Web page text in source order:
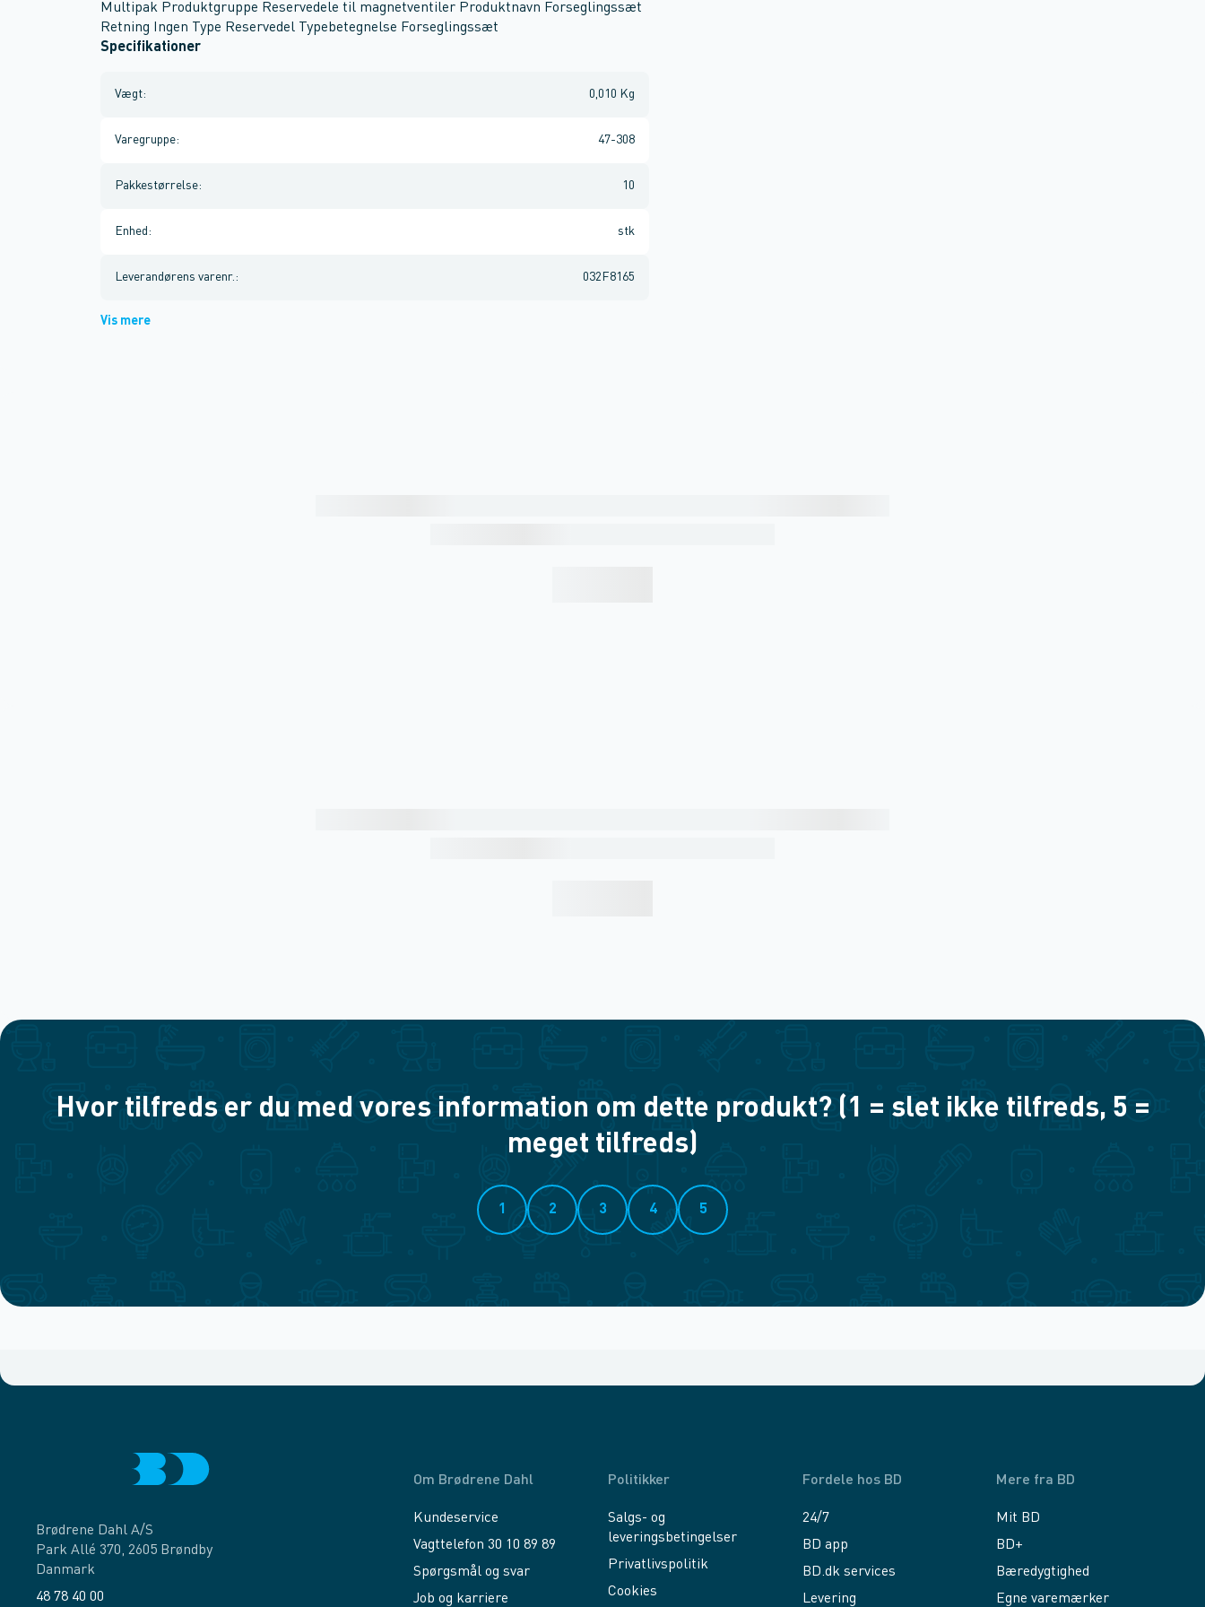
Multipak Produktgruppe Reservedele til magnetventiler Produktnavn Forseglingssæt
Retning Ingen Type Reservedel Typebetegnelse Forseglingssæt
Specifikationer
Vægt: 0,010 Kg
Varegruppe: 47-308
Pakkestørrelse: 10
Enhed : stk
Leverandørens varenr. : 032F8165
Vis mere
Hvor tilfreds er du med vores information om dette produkt? (1 = slet ikke tilfreds, 5 =
meget tilfreds)
1 2 3 4 5
Brødrene Dahl A/S
Park Allé 370, 2605 Brøndby
Danmark
48 78 40 00
Om Brødrene Dahl
Kundeservice
Vagttelefon 30 10 89 89
Spørgsmål og svar
Job og karriere
Politikker
Salgs- og
leveringsbetingelser
Privatlivspolitik
Cookies
Fordele hos BD
24/7
BD app
BD.dk services
Levering
Mere fra BD
Mit BD
BD+
Bæredygtighed
Egne varemærker